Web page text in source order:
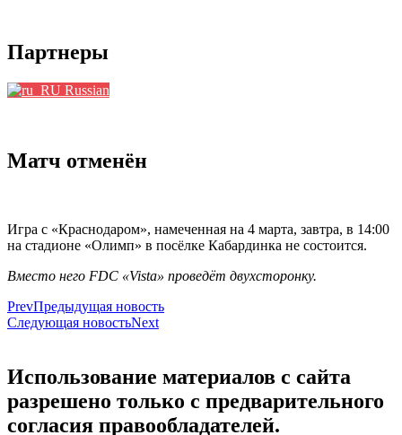
Партнеры
Russian
Матч отменён
Игра с «Краснодаром», намеченная на 4 марта, завтра, в 14:00
на стадионе «Олимп» в посёлке Кабардинка не состоится.
Вместо него FDC «Vista» проведёт двухсторонку.
PrevПредыдущая новость
Следующая новостьNext
Использование материалов с сайта
разрешено только с предварительного
согласия правообладателей.